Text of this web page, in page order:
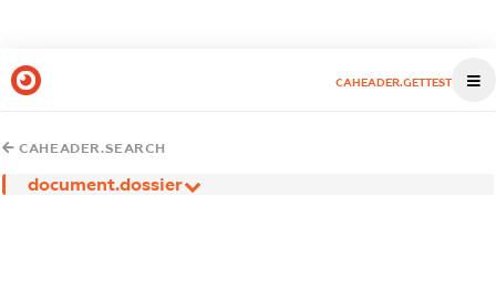
CAHEADER.GETTEST
CAHEADER.SEARCH
document.dossier